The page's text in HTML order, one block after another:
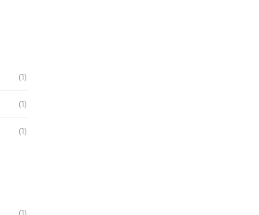
(1)
(1)
(1)